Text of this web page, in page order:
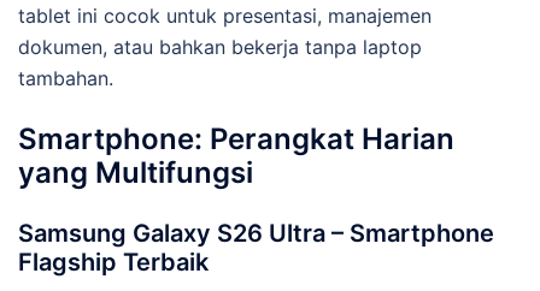
tablet ini cocok untuk presentasi, manajemen
dokumen, atau bahkan bekerja tanpa laptop
tambahan.
Smartphone: Perangkat Harian
yang Multifungsi
Samsung Galaxy S26 Ultra – Smartphone
Flagship Terbaik